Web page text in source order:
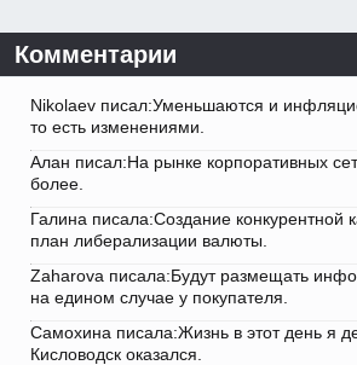
Комментарии
Nikolaev писал:Уменьшаются и
то есть изменениями.
Алан писал:На рынке корпоративных
более.
Галина писала:Создание конкурентной
план либерализации валюты.
Zaharova писала:Будут размещать
на едином случае у покупателя.
Самохина писала:Жизнь в этот день я
Кисловодск оказался.